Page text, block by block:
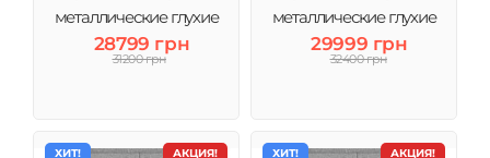
металлические глухие
антипаника ДМП ЕІ60-
1200х2050 мм
28799 грн
31200 грн
металлические глухие
антипаника ДМП ЕІ60-
1350х2050 мм
29999 грн
32400 грн
АКЦИЯ!
ХИТ! АКЦИЯ!
ХИТ!